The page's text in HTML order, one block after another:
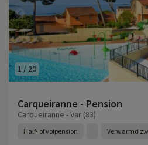
1 / 20
Carqueiranne - Pension
Carqueiranne - Var (83)
Half- of volpension Verwarmd